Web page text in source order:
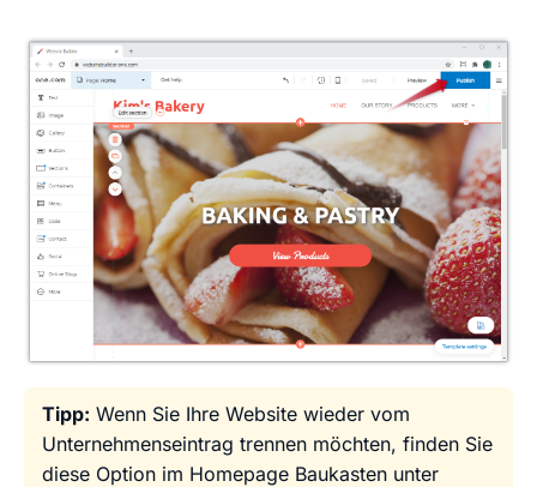
Tipp: Wenn Sie Ihre Website wieder vom
Unternehmenseintrag trennen möchten, finden Sie
diese Option im Homepage Baukasten unter